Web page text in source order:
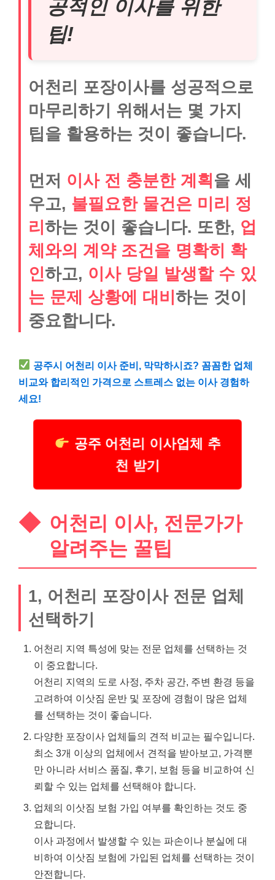
공적인 이사를 위한
팁!
어천리 포장이사를 성공적으로
마무리하기 위해서는 몇 가지
팁을 활용하는 것이 좋습니다.
먼저 이사 전 충분한 계획을 세
우고, 불필요한 물건은 미리 정
리 하는 것이 좋습니다. 또한, 업
체와의 계약 조건을 명확히 확
인하고, 이사 당일 발생할 수 있
는 문제 상황에 대비 하는 것이
중요합니다.
공주시 어천리 이사 준비, 막막하시죠? 꼼꼼한 업체
비교와 합리적인 가격으로 스트레스 없는 이사 경험하
세요!
공주 어천리 이사업체 추
천 받기
어천리 이사, 전문가가
알려주는 꿀팁
1, 어천리 포장이사 전문 업체
선택하기
어천리 지역 특성에 맞는 전문 업체를 선택하는 것
이 중요합니다.
어천리 지역의 도로 사정, 주차 공간, 주변 환경 등을
고려하여 이삿짐 운반 및 포장에 경험이 많은 업체
를 선택하는 것이 좋습니다.
다양한 포장이사 업체들의 견적 비교는 필수입니다.
최소 3개 이상의 업체에서 견적을 받아보고, 가격뿐
만 아니라 서비스 품질, 후기, 보험 등을 비교하여 신
뢰할 수 있는 업체를 선택해야 합니다.
업체의 이삿짐 보험 가입 여부를 확인하는 것도 중
요합니다.
이사 과정에서 발생할 수 있는 파손이나 분실에 대
비하여 이삿짐 보험에 가입된 업체를 선택하는 것이
안전합니다.